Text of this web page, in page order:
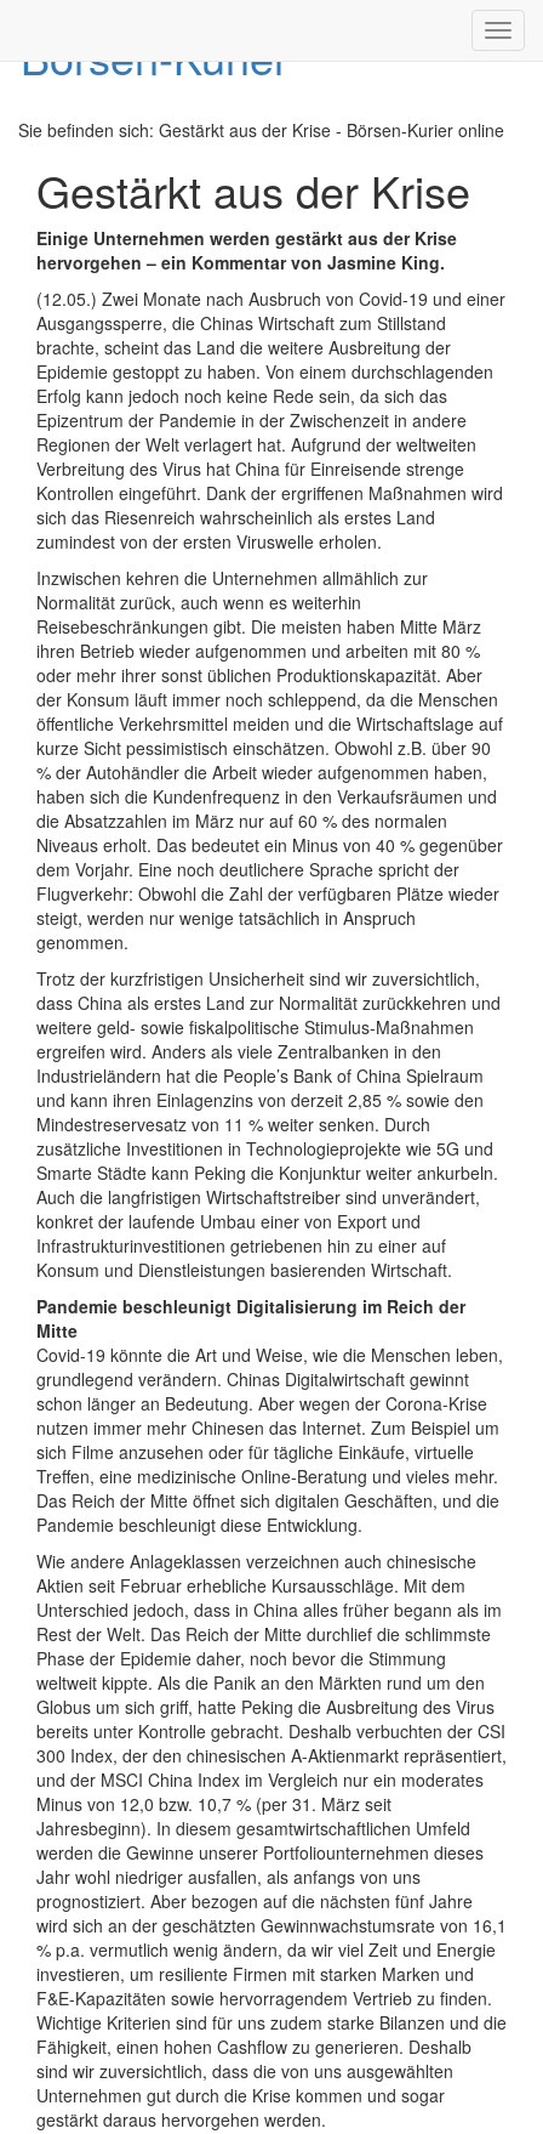
Sie befinden sich: Gestärkt aus der Krise - Börsen-Kurier online
Gestärkt aus der Krise
Einige Unternehmen werden gestärkt aus der Krise
hervorgehen – ein Kommentar von Jasmine King.
(12.05.) Zwei Monate nach Ausbruch von Covid-19 und einer
Ausgangssperre, die Chinas Wirtschaft zum Stillstand
brachte, scheint das Land die weitere Ausbreitung der
Epidemie gestoppt zu haben. Von einem durchschlagenden
Erfolg kann jedoch noch keine Rede sein, da sich das
Epizentrum der Pandemie in der Zwischenzeit in andere
Regionen der Welt verlagert hat. Aufgrund der weltweiten
Verbreitung des Virus hat China für Einreisende strenge
Kontrollen eingeführt. Dank der ergriffenen Maßnahmen wird
sich das Riesenreich wahrscheinlich als erstes Land
zumindest von der ersten Viruswelle erholen.
Inzwischen kehren die Unternehmen allmählich zur
Normalität zurück, auch wenn es weiterhin
Reisebeschränkungen gibt. Die meisten haben Mitte März
ihren Betrieb wieder aufgenommen und arbeiten mit 80 %
oder mehr ihrer sonst üblichen Produktionskapazität. Aber
der Konsum läuft immer noch schleppend, da die Menschen
öffentliche Verkehrsmittel meiden und die Wirtschaftslage auf
kurze Sicht pessimistisch einschätzen. Obwohl z.B. über 90
% der Autohändler die Arbeit wieder aufgenommen haben,
haben sich die Kundenfrequenz in den Verkaufsräumen und
die Absatzzahlen im März nur auf 60 % des normalen
Niveaus erholt. Das bedeutet ein Minus von 40 % gegenüber
dem Vorjahr. Eine noch deutlichere Sprache spricht der
Flugverkehr: Obwohl die Zahl der verfügbaren Plätze wieder
steigt, werden nur wenige tatsächlich in Anspruch
genommen.
Trotz der kurzfristigen Unsicherheit sind wir zuversichtlich,
dass China als erstes Land zur Normalität zurückkehren und
weitere geld- sowie fiskalpolitische Stimulus-Maßnahmen
ergreifen wird. Anders als viele Zentralbanken in den
Industrieländern hat die People’s Bank of China Spielraum
und kann ihren Einlagenzins von derzeit 2,85 % sowie den
Mindestreservesatz von 11 % weiter senken. Durch
zusätzliche Investitionen in Technologieprojekte wie 5G und
Smarte Städte kann Peking die Konjunktur weiter ankurbeln.
Auch die langfristigen Wirtschaftstreiber sind unverändert,
konkret der laufende Umbau einer von Export und
Infrastrukturinvestitionen getriebenen hin zu einer auf
Konsum und Dienstleistungen basierenden Wirtschaft.
Pandemie beschleunigt Digitalisierung im Reich der
Mitte
Covid-19 könnte die Art und Weise, wie die Menschen leben,
grundlegend verändern. Chinas Digitalwirtschaft gewinnt
schon länger an Bedeutung. Aber wegen der Corona-Krise
nutzen immer mehr Chinesen das Internet. Zum Beispiel um
sich Filme anzusehen oder für tägliche Einkäufe, virtuelle
Treffen, eine medizinische Online-Beratung und vieles mehr.
Das Reich der Mitte öffnet sich digitalen Geschäften, und die
Pandemie beschleunigt diese Entwicklung.
Wie andere Anlageklassen verzeichnen auch chinesische
Aktien seit Februar erhebliche Kursausschläge. Mit dem
Unterschied jedoch, dass in China alles früher begann als im
Rest der Welt. Das Reich der Mitte durchlief die schlimmste
Phase der Epidemie daher, noch bevor die Stimmung
weltweit kippte. Als die Panik an den Märkten rund um den
Globus um sich griff, hatte Peking die Ausbreitung des Virus
bereits unter Kontrolle gebracht. Deshalb verbuchten der CSI
300 Index, der den chinesischen A-Aktienmarkt repräsentiert,
und der MSCI China Index im Vergleich nur ein moderates
Minus von 12,0 bzw. 10,7 % (per 31. März seit
Jahresbeginn). In diesem gesamtwirtschaftlichen Umfeld
werden die Gewinne unserer Portfoliounternehmen dieses
Jahr wohl niedriger ausfallen, als anfangs von uns
prognostiziert. Aber bezogen auf die nächsten fünf Jahre
wird sich an der geschätzten Gewinnwachstumsrate von 16,1
% p.a. vermutlich wenig ändern, da wir viel Zeit und Energie
investieren, um resiliente Firmen mit starken Marken und
F&E-Kapazitäten sowie hervorragendem Vertrieb zu finden.
Wichtige Kriterien sind für uns zudem starke Bilanzen und die
Fähigkeit, einen hohen Cashflow zu generieren. Deshalb
sind wir zuversichtlich, dass die von uns ausgewählten
Unternehmen gut durch die Krise kommen und sogar
gestärkt daraus hervorgehen werden.